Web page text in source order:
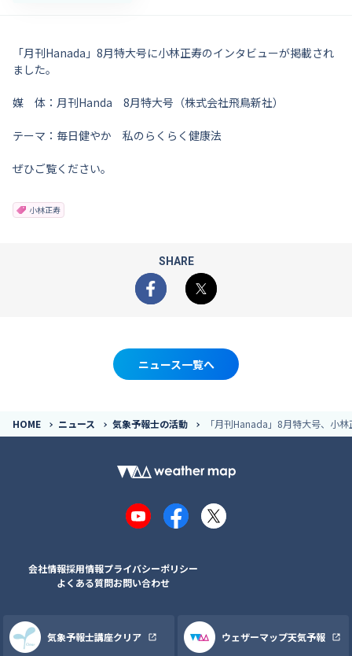
「月刊Hanada」8月特大号に小林正寿のインタビューが掲載され
ました。
媒 体：月刊Handa 8月特大号（株式会社飛鳥新社）
テーマ：毎日健やか 私のらくらく健康法
ぜひご覧ください。
小林正寿
SHARE
Facebook
X
ニュース一覧へ
HOME ニュース 気象予報士の活動 「月刊Hanada」8月特大号、小
YouTubeFacebook
X
会社情報採用情報プライバシーポリシー
よくある質問お問い合わせ
気象予報士講座クリア ウェザーマップ天気予報